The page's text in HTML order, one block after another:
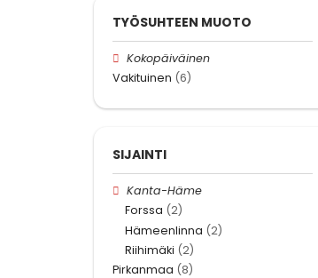
TYÖSUHTEEN MUOTO
Kokopäiväinen
Vakituinen (6)
SIJAINTI
Kanta-Häme
Forssa (2)
Hämeenlinna (2)
Riihimäki (2)
Pirkanmaa (8)